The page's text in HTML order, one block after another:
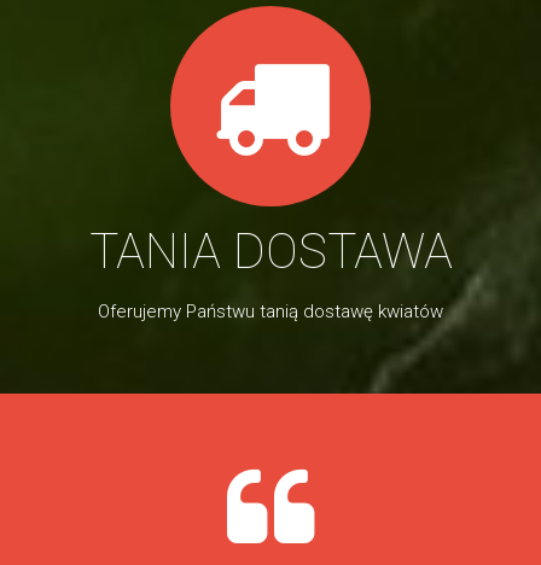
TANIA DOSTAWA
Oferujemy Państwu tanią dostawę kwiatów